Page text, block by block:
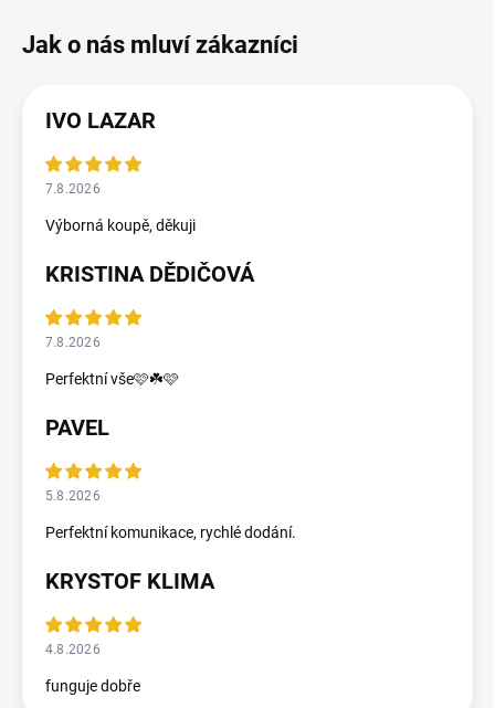
IVO LAZAR
7.8.2026
Výborná koupě, děkuji
KRISTINA DĚDIČOVÁ
7.8.2026
Perfektní vše🩷☘️🩷
PAVEL
5.8.2026
Perfektní komunikace, rychlé dodání.
KRYSTOF KLIMA
4.8.2026
funguje dobře